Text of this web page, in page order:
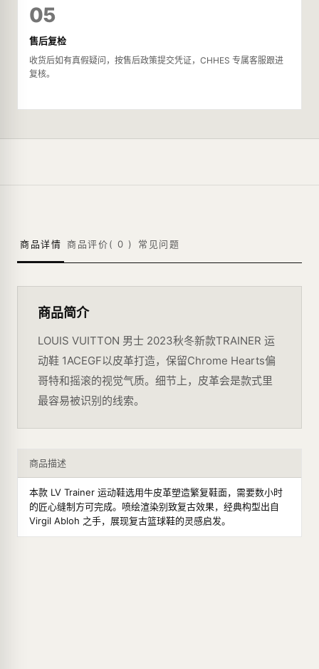
05
售后复检
收货后如有真假疑问，按售后政策提交凭证，CHHES 专属客服跟进
复核。
商品详情 商品评价( 0 ) 常见问题
商品简介
LOUIS VUITTON 男士 2023秋冬新款TRAINER 运
动鞋 1ACEGF以皮革打造，保留Chrome Hearts偏
哥特和摇滚的视觉气质。细节上，皮革会是款式里
最容易被识别的线索。
商品描述
本款 LV Trainer 运动鞋选用牛皮革塑造繁复鞋面，需要数小时
的匠心缝制方可完成。喷绘渲染别致复古效果，经典构型出自
Virgil Abloh 之手，展现复古篮球鞋的灵感启发。